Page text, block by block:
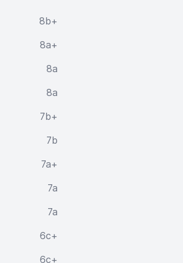
8b+
8a+
8a
8a
7b+
7b
7a+
7a
7a
6c+
6c+